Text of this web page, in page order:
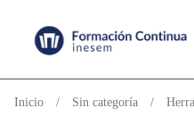
Inicio / Sin categoría /